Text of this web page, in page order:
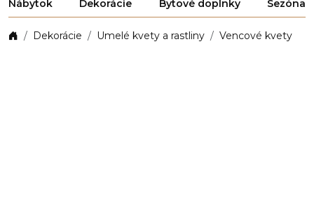
Nábytok Dekorácie Bytové doplnky Sezóna
Dekorácie Umelé kvety a rastliny Vencové kvety